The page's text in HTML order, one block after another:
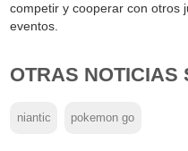
competir y cooperar con otros
eventos.
OTRAS NOTICIAS
niantic pokemon go